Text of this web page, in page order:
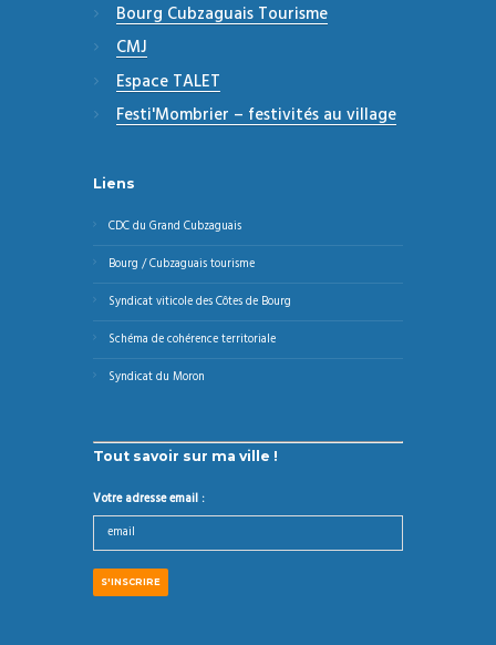
Bourg Cubzaguais Tourisme
CMJ
Espace TALET
Festi'Mombrier – festivités au village
Liens
CDC du Grand Cubzaguais
Bourg / Cubzaguais tourisme
Syndicat viticole des Côtes de Bourg
Schéma de cohérence territoriale
Syndicat du Moron
Tout savoir sur ma ville !
Votre adresse email :